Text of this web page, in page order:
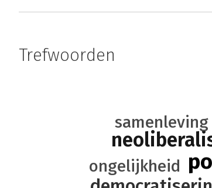
Trefwoorden
ongelijkheid
samenleving